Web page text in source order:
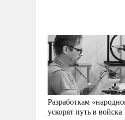
Разработкам
ускорят путь в войска